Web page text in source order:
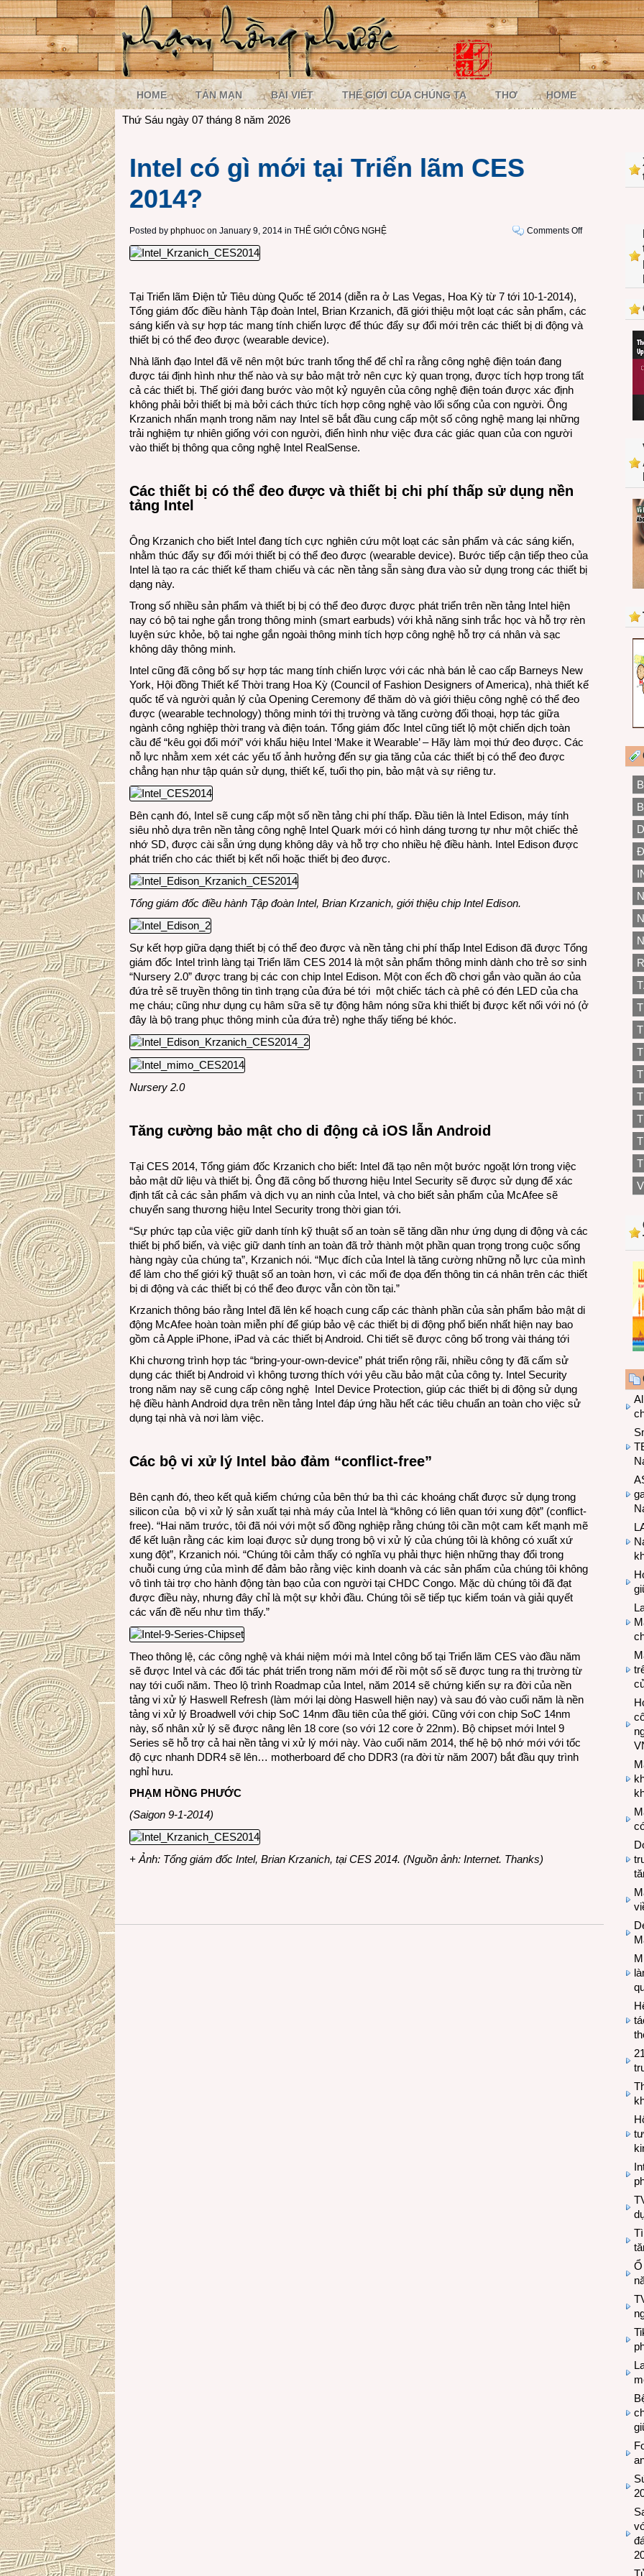
HOME TẢN MẠN BÀI VIẾT THẾ GIỚI CỦA CHÚNG TA THƠ HOME
Thứ Sáu ngày 07 tháng 8 năm 2026
Intel có gì mới tại Triển lãm CES
2014?
Posted by phphuoc on January 9, 2014 in THẾ GIỚI CÔNG NGHỆ Comments Offon
Triển
lãm
Tại Triển lãm Điện tử Tiêu dùng Quốc tế 2014 (diễn ra ở Las Vegas, Hoa Kỳ từ 7 tới 10-1-2014),
Tổng giám đốc điều hành Tập đoàn Intel, Brian Krzanich, đã giới thiệu một loạt các sản phẩm, các
sáng kiến và sự hợp tác mang tính chiến lược để thúc đẩy sự đổi mới trên các thiết bị di động và
thiết bị có thể đeo được (wearable device).
Nhà lãnh đạo Intel đã vẽ nên một bức tranh tổng thể để chỉ ra rằng công nghệ điện toán đang
được tái định hình như thế nào và sự bảo mật trở nên cực kỳ quan trọng, được tích hợp trong tất
cả các thiết bị. Thế giới đang bước vào một kỷ nguyên của công nghệ điện toán được xác định
không phải bởi thiết bị mà bởi cách thức tích hợp công nghệ vào lối sống của con người. Ông
Krzanich nhấn mạnh trong năm nay Intel sẽ bắt đầu cung cấp một số công nghệ mang lại những
trải nghiệm tự nhiên giống với con người, điển hình như việc đưa các giác quan của con người
vào thiết bị thông qua công nghệ Intel RealSense.
Các thiết bị có thể đeo được và thiết bị chi phí thấp sử dụng nền
tảng Intel
Ông Krzanich cho biết Intel đang tích cực nghiên cứu một loạt các sản phẩm và các sáng kiến,
nhằm thúc đẩy sự đổi mới thiết bị có thể đeo được (wearable device). Bước tiếp cận tiếp theo của
Intel là tạo ra các thiết kế tham chiếu và các nền tảng sẵn sàng đưa vào sử dụng trong các thiết bị
dạng này.
Trong số nhiều sản phẩm và thiết bị bị có thể đeo được được phát triển trên nền tảng Intel hiện
nay có bộ tai nghe gắn trong thông minh (smart earbuds) với khả năng sinh trắc học và hỗ trợ rèn
luyện sức khỏe, bộ tai nghe gắn ngoài thông minh tích hợp công nghệ hỗ trợ cá nhân và sạc
không dây thông minh.
Intel cũng đã công bố sự hợp tác mang tính chiến lược với các nhà bán lẻ cao cấp Barneys New
York, Hội đồng Thiết kế Thời trang Hoa Kỳ (Council of Fashion Designers of America), nhà thiết kế
quốc tế và người quản lý của Opening Ceremony để thăm dò và giới thiệu công nghệ có thể đeo
được (wearable technology) thông minh tới thị trường và tăng cường đối thoại, hợp tác giữa
ngành công nghiệp thời trang và điện toán. Tổng giám đốc Intel cũng tiết lộ một chiến dịch toàn
cầu để “kêu gọi đổi mới” với khẩu hiệu Intel ‘Make it Wearable’ – Hãy làm mọi thứ đeo được. Các
nỗ lực nhằm xem xét các yếu tố ảnh hưởng đến sự gia tăng của các thiết bị có thể đeo được
chẳng hạn như tập quán sử dụng, thiết kế, tuổi thọ pin, bảo mật và sự riêng tư.
Bên cạnh đó, Intel sẽ cung cấp một số nền tảng chi phí thấp. Đầu tiên là Intel Edison, máy tính
siêu nhỏ dựa trên nền tảng công nghệ Intel Quark mới có hình dáng tương tự như một chiếc thẻ
nhớ SD, được cài sẵn ứng dụng không dây và hỗ trợ cho nhiều hệ điều hành. Intel Edison được
phát triển cho các thiết bị kết nối hoặc thiết bị đeo được.
Tổng giám đốc điều hành Tập đoàn Intel, Brian Krzanich, giới thiệu chip Intel Edison.
Sự kết hợp giữa dạng thiết bị có thể đeo được và nền tảng chi phí thấp Intel Edison đã được Tổng
giám đốc Intel trình làng tại Triển lãm CES 2014 là một sản phẩm thông minh dành cho trẻ sơ sinh
“Nursery 2.0” được trang bị các con chip Intel Edison. Một con ếch đồ chơi gắn vào quần áo của
đứa trẻ sẽ truyền thông tin tình trạng của đứa bé tới một chiếc tách cà phê có đén LED của cha
mẹ cháu; cũng như dụng cụ hâm sữa sẽ tự động hâm nóng sữa khi thiết bị được kết nối với nó (ở
đây là bộ trang phục thông minh của đứa trẻ) nghe thấy tiếng bé khóc.
Nursery 2.0
Tăng cường bảo mật cho di động cả iOS lẫn Android
Tại CES 2014, Tổng giám đốc Krzanich cho biết: Intel đã tạo nên một bước ngoặt lớn trong việc
bảo mật dữ liệu và thiết bị. Ông đã công bố thương hiệu Intel Security sẽ được sử dụng để xác
định tất cả các sản phẩm và dịch vụ an ninh của Intel, và cho biết sản phẩm của McAfee sẽ
chuyển sang thương hiệu Intel Security trong thời gian tới.
“Sự phức tạp của việc giữ danh tính kỹ thuật số an toàn sẽ tăng dần như ứng dụng di động và các
thiết bị phổ biến, và việc giữ danh tính an toàn đã trở thành một phần quan trọng trong cuộc sống
hàng ngày của chúng ta”, Krzanich nói. “Mục đích của Intel là tăng cường những nỗ lực của mình
để làm cho thế giới kỹ thuật số an toàn hơn, vì các mối đe dọa đến thông tin cá nhân trên các thiết
bị di động và các thiết bị có thể đeo được vẫn còn tồn tại.”
Krzanich thông báo rằng Intel đã lên kế hoạch cung cấp các thành phần của sản phẩm bảo mật di
động McAfee hoàn toàn miễn phí để giúp bảo vệ các thiết bị di động phổ biến nhất hiện nay bao
gồm cả Apple iPhone, iPad và các thiết bị Android. Chi tiết sẽ được công bố trong vài tháng tới
Khi chương trình hợp tác “bring-your-own-device” phát triển rộng rãi, nhiều công ty đã cấm sử
dụng các thiết bị Android vì không tương thích với yêu cầu bảo mật của công ty. Intel Security
trong năm nay sẽ cung cấp công nghệ Intel Device Protection, giúp các thiết bị di động sử dụng
hệ điều hành Android dựa trên nền tảng Intel đáp ứng hầu hết các tiêu chuẩn an toàn cho việc sử
dụng tại nhà và nơi làm việc.
Các bộ vi xử lý Intel bảo đảm “conflict-free”
Bên cạnh đó, theo kết quả kiểm chứng của bên thứ ba thì các khoáng chất được sử dụng trong
silicon của bộ vi xử lý sản xuất tại nhà máy của Intel là “không có liên quan tới xung đột” (conflict-
free). “Hai năm trước, tôi đã nói với một số đồng nghiệp rằng chúng tôi cần một cam kết mạnh mẽ
để kết luận rằng các kim loại được sử dụng trong bộ vi xử lý của chúng tôi là không có xuất xứ
xung đột”, Krzanich nói. “Chúng tôi cảm thấy có nghĩa vụ phải thực hiện những thay đổi trong
chuỗi cung ứng của mình để đảm bảo rằng việc kinh doanh và các sản phẩm của chúng tôi không
vô tình tài trợ cho hành động tàn bạo của con người tại CHDC Congo. Mặc dù chúng tôi đã đạt
được điều này, nhưng đây chỉ là một sự khởi đầu. Chúng tôi sẽ tiếp tục kiểm toán và giải quyết
các vấn đề nếu như tìm thấy.”
Theo thông lệ, các công nghệ và khái niệm mới mà Intel công bố tại Triển lãm CES vào đầu năm
sẽ được Intel và các đối tác phát triển trong năm mới để rồi một số sẽ được tung ra thị trường từ
nay tới cuối năm. Theo lộ trình Roadmap của Intel, năm 2014 sẽ chứng kiến sự ra đời của nền
tảng vi xử lý Haswell Refresh (làm mới lại dòng Haswell hiện nay) và sau đó vào cuối năm là nền
tảng vi xử lý Broadwell với chip SoC 14nm đầu tiên của thế giới. Cũng với con chip SoC 14nm
này, số nhân xử lý sẽ được nâng lên 18 core (so với 12 core ở 22nm). Bộ chipset mới Intel 9
Series sẽ hỗ trợ cả hai nền tảng vi xử lý mới này. Vào cuối năm 2014, thế hệ bộ nhớ mới với tốc
độ cực nhanh DDR4 sẽ lên… motherboard để cho DDR3 (ra đời từ năm 2007) bắt đầu quy trình
nghỉ hưu.
PHẠM HỒNG PHƯỚC
(Saigon 9-1-2014)
+ Ảnh: Tổng giám đốc Intel, Brian Krzanich, tại CES 2014. (Nguồn ảnh: Internet. Thanks)